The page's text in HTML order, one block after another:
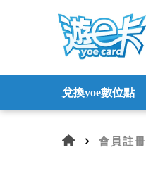
兌換yoe數位點
會員註冊